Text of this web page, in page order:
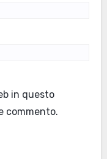
in questo
commento.